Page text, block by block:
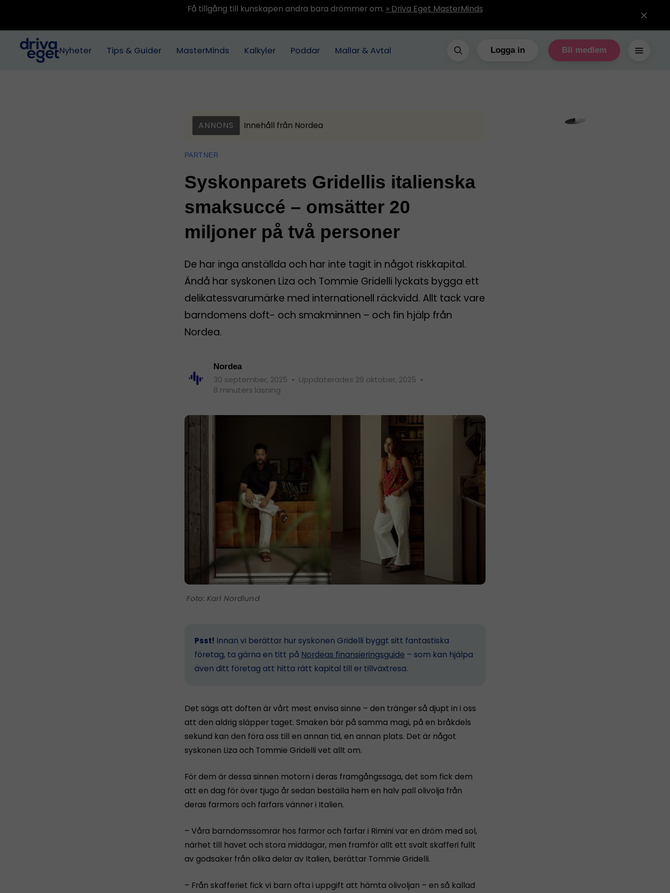
Få tillgång till kunskapen andra bara drömmer om. » Driva Eget MasterMinds
Nyheter Tips & Guider MasterMinds Kalkyler Poddar Mallar & Avtal Logga in Bli medlem
ANNONS Innehåll från Nordea
PARTNER
Syskonparets Gridellis italienska
smaksuccé – omsätter 20
miljoner på två personer
De har inga anställda och har inte tagit in något riskkapital.
Ändå har syskonen Liza och Tommie Gridelli lyckats bygga ett
delikatessvarumärke med internationell räckvidd. Allt tack vare
barndomens doft- och smakminnen – och fin hjälp från
Nordea.
Nordea
30 september, 2025 • Uppdaterades 29 oktober, 2025 •
8 minuters läsning
Karl Nordlund
Psst! Innan vi berättar hur syskonen Gridelli byggt sitt fantastiska
företag, ta gärna en titt på Nordeas finansieringsguide – som kan hjälpa
även ditt företag att hitta rätt kapital till er tillväxtresa.
Det sägs att doften är vårt mest envisa sinne – den tränger så djupt in i oss
att den aldrig släpper taget. Smaken bär på samma magi, på en bråkdels
sekund kan den föra oss till en annan tid, en annan plats. Det är något
syskonen Liza och Tommie Gridelli vet allt om.
För dem är dessa sinnen motorn i deras framgångssaga, det som fick dem
att en dag för över tjugo år sedan beställa hem en halv pall olivolja från
deras farmors och farfars vänner i Italien.
– Våra barndomssomrar hos farmor och farfar i Rimini var en dröm med sol,
närhet till havet och stora middagar, men framför allt ett svalt skafferi fullt
av godsaker från olika delar av Italien, berättar Tommie Gridelli.
– Från skafferiet fick vi barn ofta i uppgift att hämta olivoljan – en så kallad